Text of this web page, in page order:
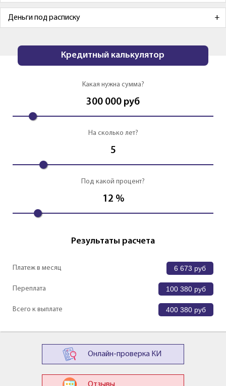
Деньги под расписку
Кредитный калькулятор
Какая нужна сумма?
300 000 руб
На сколько лет?
5
Под какой процент?
12 %
Результаты расчета
Платеж в месяц 6 673 руб
Переплата 100 380 руб
Всего к выплате 400 380 руб
Онлайн-проверка КИ